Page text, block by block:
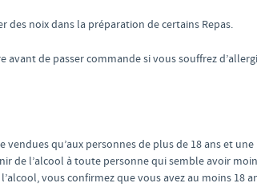
des noix dans la préparation de certains Repas.
de passer commande si vous souffrez
vendues qu’aux personnes de plus de 18 ans et
de l’alcool à toute personne qui semble avoir
vous confirmez que vous avez au moins